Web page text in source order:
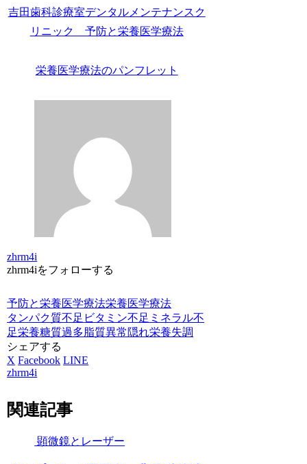
吉田歯科診療室デンタルメンテナンスク
リニック 予防と栄養医学療法
栄養医学療法のパンフレット
zhrm4i
zhrm4iをフォローする
予防と栄養医学療法栄養医学療法
タンパク質不足 ビタミン不足 ミネラル不
足栄養糖質過多 脂質異常 隠れ栄養失調
シェアする
X Facebook LINE
zhrm4i
関連記事
顕微鏡とレーザー